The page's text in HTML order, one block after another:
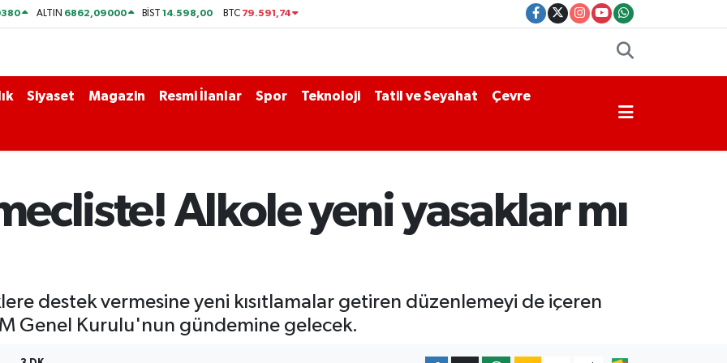
ALTIN 6862,09000 BİST14.598,00 BTC 79.591,74
Siyaset Magazin Resmi İlanlar Spor Teknoloji Tatil ve Seyahat Çevre
Alkole yeni yasaklar mı
destek vermesine yeni kısıtlamalar getiren düzenlemeyi de içeren
Genel Kurulu'nun gündemine gelecek.